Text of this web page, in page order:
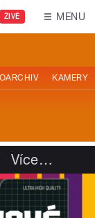
ŽIVĚ MENU
KAMERY
Více…